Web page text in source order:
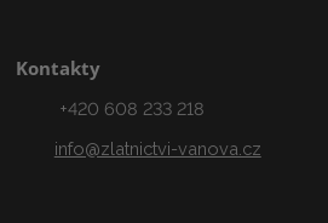
Kontakty
+420 608 233 218
info@zlatnictvi-vanova.cz